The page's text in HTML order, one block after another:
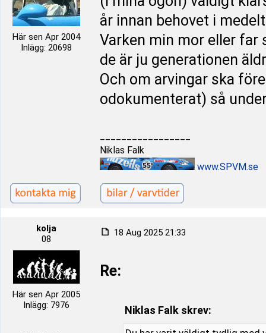
Här sen Apr 2004
Inlägg: 20698
år innan behovet i
Varken min mor eller far
de är ju generationen
Och om arvingar ska
odokumenterat) så
Niklas Falk
www.SPVM.se
kolja
08
Här sen Apr 2005
Inlägg: 7976
18 Aug 2025 21:33
Re:
Niklas Falk skrev: